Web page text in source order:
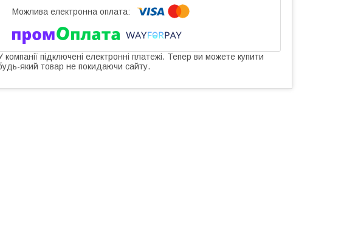
компанії підключені електронні платежі. Тепер ви можете купити
який товар не покидаючи сайту.